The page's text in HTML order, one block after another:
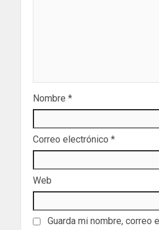
Nombre *
Correo electrónico *
Web
Guarda mi nombre, correo